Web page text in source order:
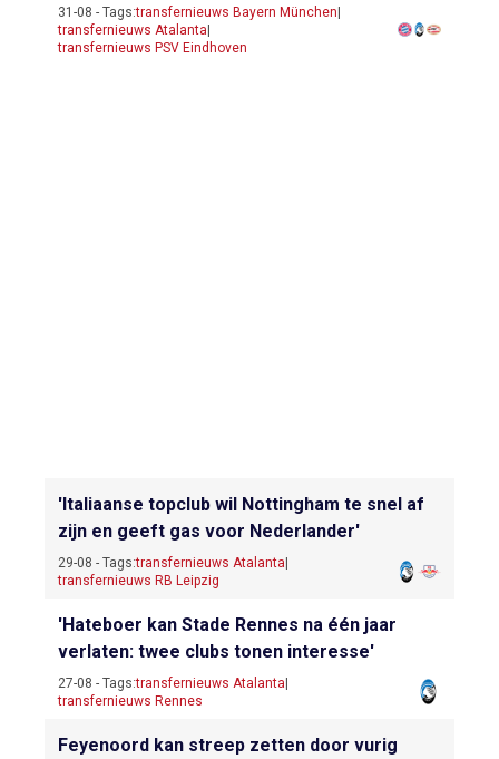
31-08 - Tags:transfernieuws Bayern München|
transfernieuws Atalanta|
transfernieuws PSV Eindhoven
'Italiaanse topclub wil Nottingham te snel af
zijn en geeft gas voor Nederlander'
29-08 - Tags:transfernieuws Atalanta|
transfernieuws RB Leipzig
'Hateboer kan Stade Rennes na één jaar
verlaten: twee clubs tonen interesse'
27-08 - Tags:transfernieuws Atalanta|
transfernieuws Rennes
Feyenoord kan streep zetten door vurig